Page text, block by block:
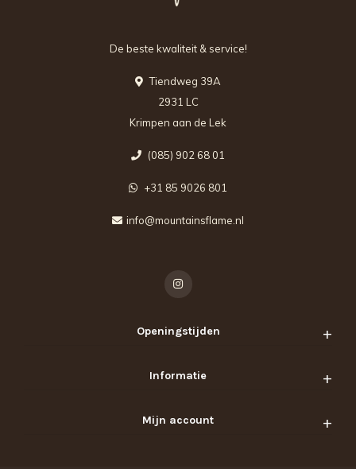
De beste kwaliteit & service!
Tiendweg 39A
2931 LC
Krimpen aan de Lek
(085) 902 68 01
+31 85 9026 801
info@mountainsflame.nl
Openingstijden
Informatie
Mijn account